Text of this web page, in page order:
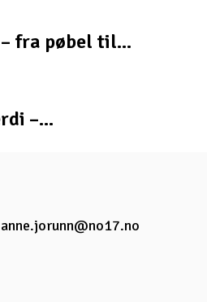
fra pøbel til...
–...
anne.jorunn@no17.no